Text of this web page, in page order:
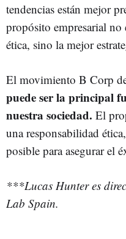
tendencias están mejor
propósito empresarial no
ética, sino la mejor
El movimiento B Corp
puede ser la principal
nuestra sociedad. El
una responsabilidad
posible para asegurar el
***Lucas Hunter es
Lab Spain.